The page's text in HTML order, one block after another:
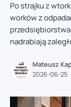
Po strajku z
worków z
nadrabiają
Mateusz
2026-06-25